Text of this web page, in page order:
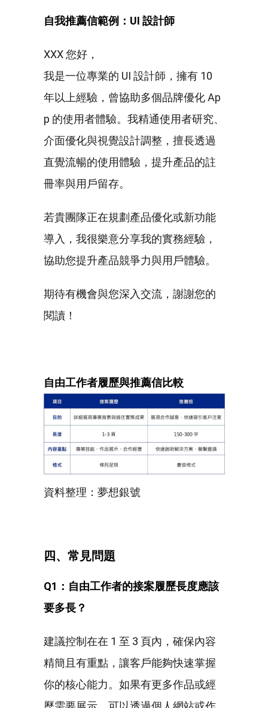
自我推薦信範例：UI 設計師
XXX 您好，
我是一位專業的 UI 設計師，擁有 10
年以上經驗，曾協助多個品牌優化 Ap
p 的使用者體驗。我精通使用者研究、
介面優化與視覺設計調整，擅長透過
直覺流暢的使用體驗，提升產品的註
冊率與用戶留存。
若貴團隊正在規劃產品優化或新功能
導入，我很樂意分享我的實務經驗，
協助您提升產品競爭力與用戶體驗。
期待有機會與您深入交流，謝謝您的
閱讀！
自由工作者履歷與推薦信比較
資料整理：夢想銀號
四、常見問題
Q1：自由工作者的接案履歷長度應該
要多長？
建議控制在在 1 至 3 頁內，確保內容
精簡且有重點，讓客戶能夠快速掌握
你的核心能力。如果有更多作品或經